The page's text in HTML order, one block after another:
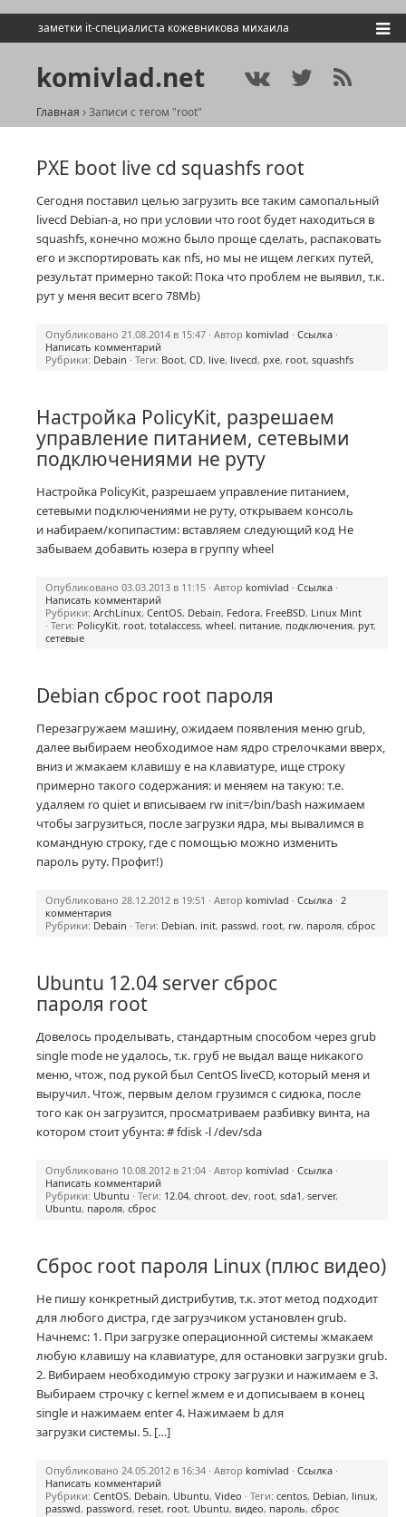
заметки it-специалиста кожевникова михаила
komivlad.net
Главная Записи с тегом "root"
PXE boot live cd squashfs root
Сегодня поставил целью загрузить все таким самопальный
livecd Debian-а, но при условии что root будет находиться в
squashfs, конечно можно было проще сделать, распаковать
его и экспортировать как nfs, но мы не ищем легких путей,
результат примерно такой: Пока что проблем не выявил, т.к.
рут у меня весит всего 78Mb)
Опубликовано 21.08.2014 в 15:47 · Автор komivlad · Ссылка ·
Написать комментарий
Рубрики: Debain · Теги: Boot, CD, live, livecd, pxe, root, squashfs
Настройка PolicyKit, разрешаем
управление питанием, сетевыми
подключениями не руту
Настройка PolicyKit, разрешаем управление питанием,
сетевыми подключениями не руту, открываем консоль
и набираем/копипастим: вставляем следующий код Не
забываем добавить юзера в группу wheel
Опубликовано 03.03.2013 в 11:15 · Автор komivlad · Ссылка ·
Написать комментарий
Рубрики: ArchLinux, CentOS, Debain, Fedora, FreeBSD, Linux Mint
· Теги: PolicyKit, root, totalaccess, wheel, питание, подключения, рут,
сетевые
Debian сброс root пароля
Перезагружаем машину, ожидаем появления меню grub,
далее выбираем необходимое нам ядро стрелочками вверх,
вниз и жмакаем клавишу e на клавиатуре, ище строку
примерно такого содержания: и меняем на такую: т.е.
удаляем ro quiet и вписываем rw init=/bin/bash нажимаем
чтобы загрузиться, после загрузки ядра, мы вывалимся в
командную строку, где с помощью можно изменить
пароль руту. Профит!)
Опубликовано 28.12.2012 в 19:51 · Автор komivlad · Ссылка · 2
комментария
Рубрики: Debain · Теги: Debian, init, passwd, root, rw, пароля, сброс
Ubuntu 12.04 server сброс
пароля root
Довелось проделывать, стандартным способом через grub
single mode не удалось, т.к. груб не выдал ваще никакого
меню, чтож, под рукой был CentOS liveCD, который меня и
выручил. Чтож, первым делом грузимся с сидюка, после
того как он загрузится, просматриваем разбивку винта, на
котором стоит убунта: # fdisk -l /dev/sda
Опубликовано 10.08.2012 в 21:04 · Автор komivlad · Ссылка ·
Написать комментарий
Рубрики: Ubuntu · Теги: 12.04, chroot, dev, root, sda1, server,
Ubuntu, пароля, сброс
Сброс root пароля Linux (плюс видео)
Не пишу конкретный дистрибутив, т.к. этот метод подходит
для любого дистра, где загрузчиком установлен grub.
Начнемс: 1. При загрузке операционной системы жмакаем
любую клавишу на клавиатуре, для остановки загрузки grub.
2. Вибираем необходимую строку загрузки и нажимаем e 3.
Выбираем строчку с kernel жмем e и дописываем в конец
single и нажимаем enter 4. Нажимаем b для
загрузки системы. 5. […]
Опубликовано 24.05.2012 в 16:34 · Автор komivlad · Ссылка ·
Написать комментарий
Рубрики: CentOS, Debain, Ubuntu, Video · Теги: centos, Debian, linux,
passwd, password, reset, root, Ubuntu, видео, пароль, сброс